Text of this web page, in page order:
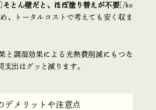
そとん壁だと、ほぼ塗り替えが不要[/ke
、トータルコストで考えても安く収ま
と調湿効果による光熱費削減にもつな
支出はグッと減ります。
デメリットや注意点